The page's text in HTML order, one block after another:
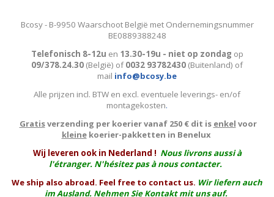
Bcosy - B-9950 Waarschoot België met Ondernemingsnummer
BE0889388248
Telefonisch 8-12u en 13.30-19u - niet op zondag op
09/378.24.30 (België) of0032 93782430 (Buitenland) of
mail info@bcosy.be
Alle prijzen incl. BTW en excl. eventuele leverings- en/of
montagekosten.
Gratisverzending per koerier vanaf 250 € dit is enkel voor
kleinekoerier-pakketten in Benelux
Wij leveren ook in Nederland ! Nous livrons aussi à
l'étranger. N'hésitez pas à nous contacter.
We ship also abroad. Feel free to contact us. Wir liefern auch
im Ausland. Nehmen Sie Kontakt mit uns auf.